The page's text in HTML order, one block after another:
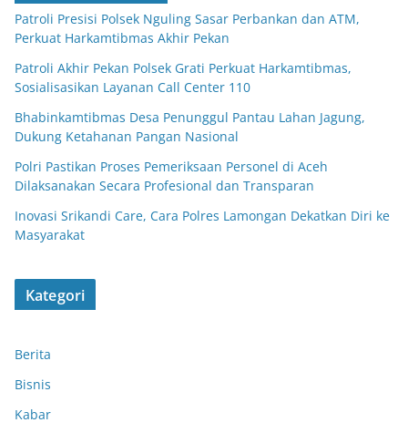
Patroli Presisi Polsek Nguling Sasar Perbankan dan ATM,
Perkuat Harkamtibmas Akhir Pekan
Patroli Akhir Pekan Polsek Grati Perkuat Harkamtibmas,
Sosialisasikan Layanan Call Center 110
Bhabinkamtibmas Desa Penunggul Pantau Lahan Jagung,
Dukung Ketahanan Pangan Nasional
Polri Pastikan Proses Pemeriksaan Personel di Aceh
Dilaksanakan Secara Profesional dan Transparan
Inovasi Srikandi Care, Cara Polres Lamongan Dekatkan Diri ke
Masyarakat
Kategori
Berita
Bisnis
Kabar